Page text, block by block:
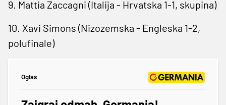
9. Mattia Zaccagni (Italija - Hrvatska 1-1, skupina)
10. Xavi Simons (Nizozemska - Engleska 1-2,
polufinale)
Oglas